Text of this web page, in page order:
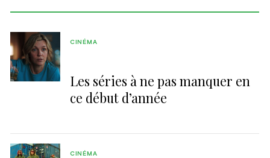
Les séries à ne pas manquer en
ce début d’année
CINÉMA
CINÉMA